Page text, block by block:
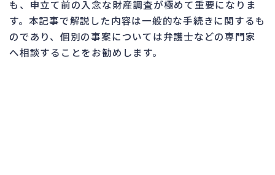
も、申立て前の入念な財産調査が極めて重要になりま
す。本記事で解説した内容は一般的な手続きに関するも
のであり、個別の事案については弁護士などの専門家
へ相談することをお勧めします。